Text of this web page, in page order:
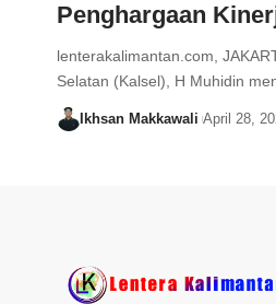
Penghargaan
lenterakalimantan.com,
Selatan (Kalsel), H Muhidin
Ikhsan Makkawali April 28,